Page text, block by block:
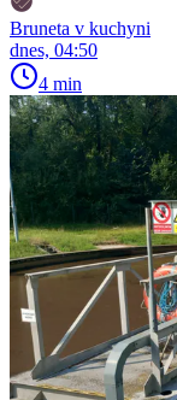
Bruneta v kuchyni
dnes, 04:50
4 min